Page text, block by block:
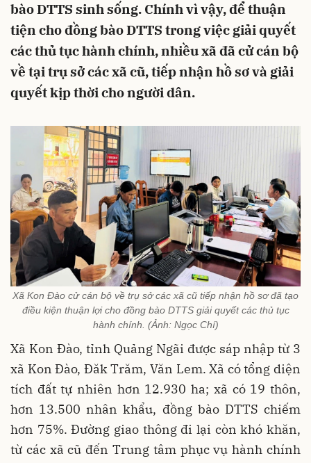
bào DTTS sinh sống. Chính vì vậy, để thuận
tiện cho đồng bào DTTS trong việc giải quyết
các thủ tục hành chính, nhiều xã đã cử cán bộ
về tại trụ sở các xã cũ, tiếp nhận hồ sơ và giải
quyết kịp thời cho người dân.
Xã Kon Đào cử cán bộ về trụ sở các xã cũ tiếp nhận hồ sơ đã tạo
điều kiện thuận lợi cho đồng bào DTTS giải quyết các thủ tục
hành chính. (Ảnh: Ngọc Chí)
Xã Kon Đào, tỉnh Quảng Ngãi được sáp nhập từ 3
xã Kon Đào, Đăk Trăm, Văn Lem. Xã có tổng diện
tích đất tự nhiên hơn 12.930 ha; xã có 19 thôn,
hơn 13.500 nhân khẩu, đồng bào DTTS chiếm
hơn 75%. Đường giao thông đi lại còn khó khăn,
từ các xã cũ đến Trung tâm phục vụ hành chính